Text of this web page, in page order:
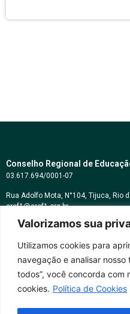
Valorizamos sua
Utilizamos cookies para
navegação e analisar
todos”, você concorda com
cookies. Política de Cookies
Conselho Regional de
03.617.694/0001-07
Rua Adolfo Mota, N°104, Tijuca, Rio
cref1@cref1.org.br
Assessoria de comunicação:
Horários de atendimento:
Whatsapp: (21) 2569-2398